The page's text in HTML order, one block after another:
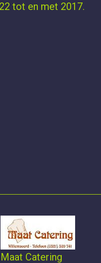
tot en met 2017.
Maat Catering